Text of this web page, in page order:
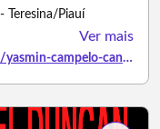
Teresina/Piauí
Ver mais
https://www.sympla.com.br/evento/yasmin-campelo-canta-sandy/3386815